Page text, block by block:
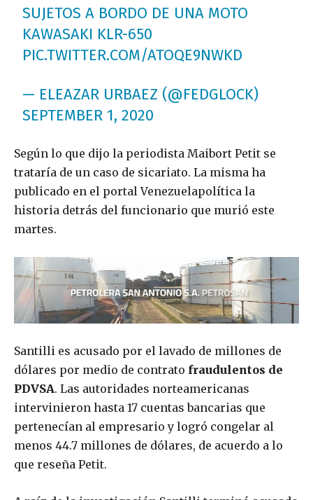
SUJETOS A BORDO DE UNA MOTO
KAWASAKI KLR-650
PIC.TWITTER.COM/ATOQE9NWKD
— ELEAZAR URBAEZ (@FEDGLOCK)
SEPTEMBER 1, 2020
Según lo que dijo la periodista Maibort Petit se
trataría de un caso de sicariato. La misma ha
publicado en el portal Venezuelapolítica la
historia detrás del funcionario que murió este
martes.
Santilli es acusado por el lavado de millones de
dólares por medio de contrato fraudulentos de
PDVSA. Las autoridades norteamericanas
intervinieron hasta 17 cuentas bancarias que
pertenecían al empresario y logró congelar al
menos 44.7 millones de dólares, de acuerdo a lo
que reseña Petit.